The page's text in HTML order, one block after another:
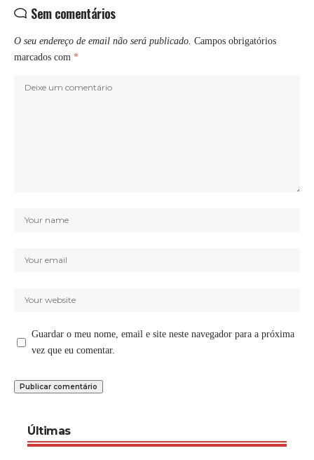
Sem comentários
O seu endereço de email não será publicado. Campos obrigatórios
marcados com *
Guardar o meu nome, email e site neste navegador para a próxima
vez que eu comentar.
Últimas